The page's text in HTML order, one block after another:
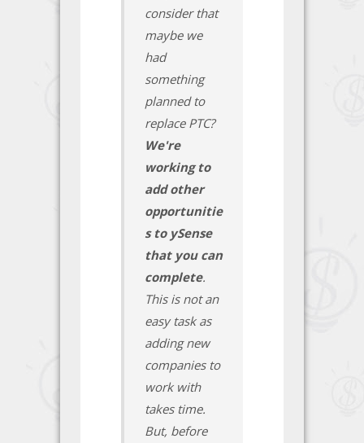
consider that
maybe we
had
something
planned to
replace PTC?
We're
working to
add other
opportunitie
s to ySense
that you can
complete.
This is not an
easy task as
adding new
companies to
work with
takes time.
But, before